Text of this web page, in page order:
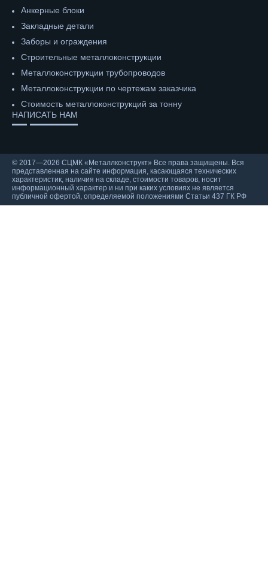
Анкерные блоки
Закладные детали
Заборы и ограждения
Строительные металлоконструкции
Металлоконструкции трубопроводов
Металлоконструкции по чертежам заказчика
Cтоимость металлоконструкций за тонну
НАПИСАТЬ НАМ
© 2017—2026 СЦМК «Металлконструкт» Все права защищены. Вся
представленная на сайте информация, касающаяся технических
характеристик, наличия на складе, стоимости товаров, носит
информационный характер и ни при каких условиях не является
публичной офертой, определяемой положениями Статьи 437 ГК РФ